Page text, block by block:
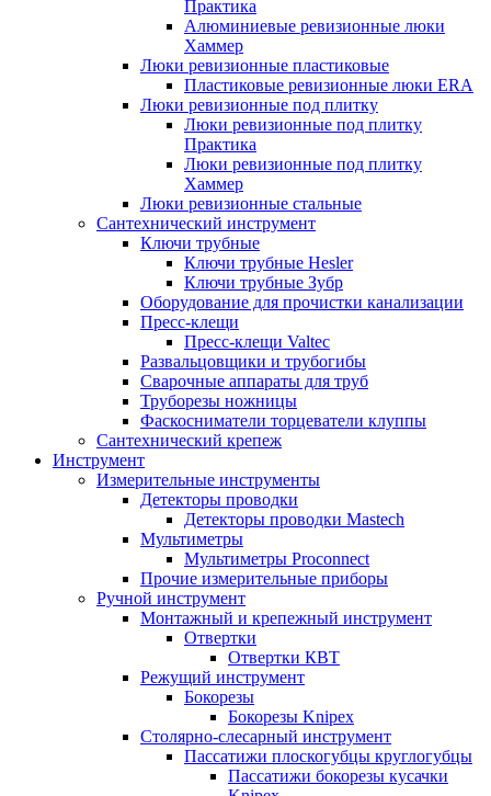
Практика
Алюминиевые ревизионные люки
Хаммер
Люки ревизионные пластиковые
Пластиковые ревизионные люки ERA
Люки ревизионные под плитку
Люки ревизионные под плитку
Практика
Люки ревизионные под плитку
Хаммер
Люки ревизионные стальные
Сантехнический инструмент
Ключи трубные
Ключи трубные Hesler
Ключи трубные Зубр
Оборудование для прочистки канализации
Пресс-клещи
Пресс-клещи Valtec
Развальцовщики и трубогибы
Сварочные аппараты для труб
Труборезы ножницы
Фаскосниматели торцеватели клуппы
Сантехнический крепеж
Инструмент
Измерительные инструменты
Детекторы проводки
Детекторы проводки Mastech
Мультиметры
Мультиметры Proconnect
Прочие измерительные приборы
Ручной инструмент
Монтажный и крепежный инструмент
Отвертки
Отвертки КВТ
Режущий инструмент
Бокорезы
Бокорезы Knipex
Столярно-слесарный инструмент
Пассатижи плоскогубцы круглогубцы
Пассатижи бокорезы кусачки